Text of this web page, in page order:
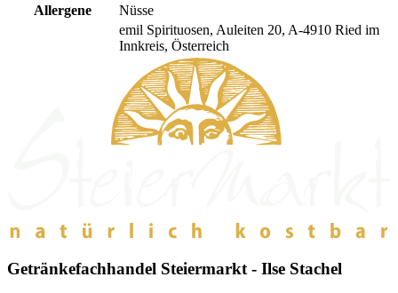
Allergene
Nüsse
emil Spirituosen, Auleiten 20, A-4910 Ried im
Innkreis, Österreich
Getränkefachhandel Steiermarkt - Ilse Stachel